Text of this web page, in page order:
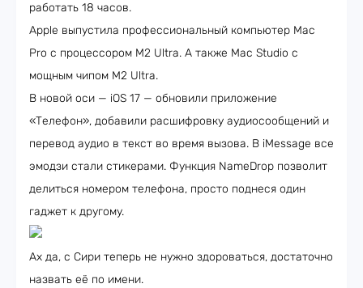
работать 18 часов.
Apple выпустила профессиональный компьютер Mac
Pro с процессором M2 Ultra. А также Mac Studio с
мощным чипом M2 Ultra.
В новой оси — iOS 17 — обновили приложение
«Телефон», добавили расшифровку аудиосообщений и
перевод аудио в текст во время вызова. В iMessage все
эмодзи стали стикерами. Функция NameDrop позволит
делиться номером телефона, просто поднеся один
гаджет к другому.
Ах да, с Сири теперь не нужно здороваться, достаточно
назвать её по имени.